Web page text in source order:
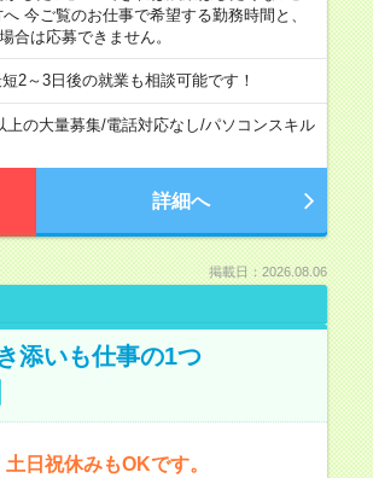
今ご覧のお仕事で希望する勤務時間と、
合は応募できません。
2～3日後の就業も相談可能です！
上の大量募集/電話対応なし/パソコンスキル
詳細へ
掲載日：2026.08.06
添いも仕事の1つ
日祝休みもOKです。